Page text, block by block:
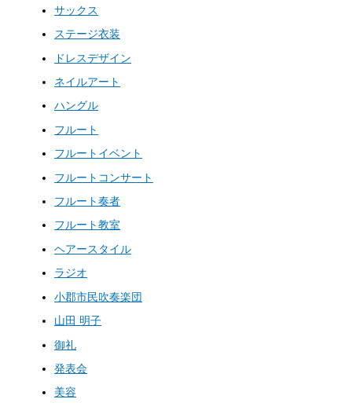
サックス
ステージ衣装
ドレスデザイン
ネイルアート
ハングル
フルート
フルートイベント
フルートコンサート
フルート奏者
フルート教室
ヘアースタイル
ラジオ
小郡市民吹奏楽団
山田 明子
御礼
発表会
美容